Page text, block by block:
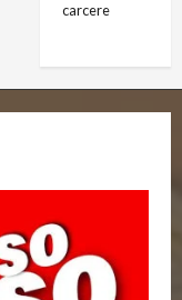
carcere